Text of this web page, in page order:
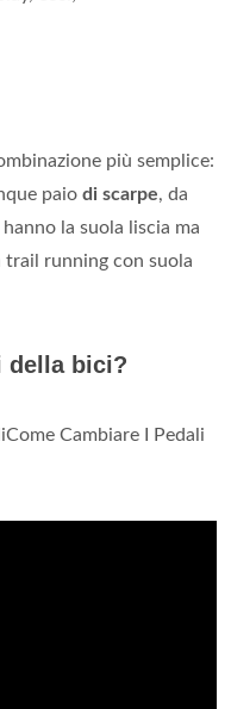
più semplice:
paio di scarpe, da
hanno la suola liscia ma
trail running con suola
della bici?
Cambiare I Pedali